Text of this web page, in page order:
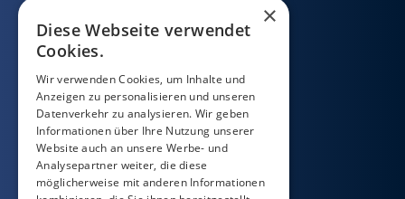
FAQ
Downloads
esfera Solar AG
×
Diese Webseite verwendet
Cookies.
Wir verwenden Cookies, um Inhalte und
Anzeigen zu personalisieren und unseren
Datenverkehr zu analysieren. Wir geben
Informationen über Ihre Nutzung unserer
Website auch an unsere Werbe- und
Analysepartner weiter, die diese
möglicherweise mit anderen Informationen